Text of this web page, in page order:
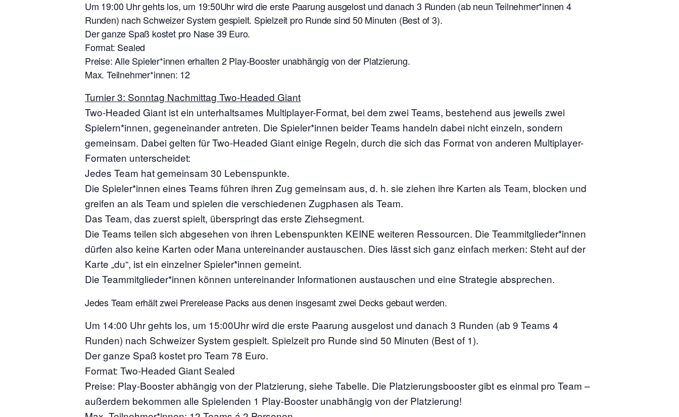
Um 19:00 Uhr gehts los, um 19:50Uhr wird die erste Paarung ausgelost und danach 3 Runden (ab neun Teilnehmer*innen 4
Runden) nach Schweizer System gespielt. Spielzeit pro Runde sind 50 Minuten (Best of 3).
Der ganze Spaß kostet pro Nase 39 Euro.
Format: Sealed
Preise: Alle Spieler*innen erhalten 2 Play-Booster unabhängig von der Platzierung.
Max. Teilnehmer*innen: 12
Turnier 3: Sonntag Nachmittag Two-Headed Giant
Two-Headed Giant ist ein unterhaltsames Multiplayer-Format, bei dem zwei Teams, bestehend aus jeweils zwei
Spielern*innen, gegeneinander antreten. Die Spieler*innen beider Teams handeln dabei nicht einzeln, sondern
gemeinsam. Dabei gelten für Two-Headed Giant einige Regeln, durch die sich das Format von anderen Multiplayer-
Formaten unterscheidet:
Jedes Team hat gemeinsam 30 Lebenspunkte.
Die Spieler*innen eines Teams führen ihren Zug gemeinsam aus, d. h. sie ziehen ihre Karten als Team, blocken und
greifen an als Team und spielen die verschiedenen Zugphasen als Team.
Das Team, das zuerst spielt, überspringt das erste Ziehsegment.
Die Teams teilen sich abgesehen von ihren Lebenspunkten KEINE weiteren Ressourcen. Die Teammitglieder*innen
dürfen also keine Karten oder Mana untereinander austauschen. Dies lässt sich ganz einfach merken: Steht auf der
Karte „du“, ist ein einzelner Spieler*innen gemeint.
Die Teammitglieder*innen können untereinander Informationen austauschen und eine Strategie absprechen.
Jedes Team erhält zwei Prerelease Packs aus denen insgesamt zwei Decks gebaut werden.
Um 14:00 Uhr gehts los, um 15:00Uhr wird die erste Paarung ausgelost und danach 3 Runden (ab 9 Teams 4
Runden) nach Schweizer System gespielt. Spielzeit pro Runde sind 50 Minuten (Best of 1).
Der ganze Spaß kostet pro Team 78 Euro.
Format: Two-Headed Giant Sealed
Preise: Play-Booster abhängig von der Platzierung, siehe Tabelle. Die Platzierungsbooster gibt es einmal pro Team –
außerdem bekommen alle Spielenden 1 Play-Booster unabhängig von der Platzierung!